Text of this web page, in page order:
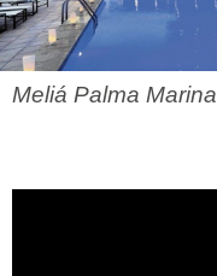
Meliá Palma Marina